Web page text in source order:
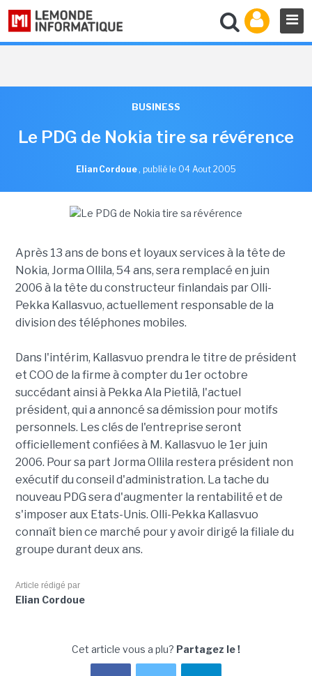
BUSINESS
Le PDG de Nokia tire sa révérence
Elian Cordoue , publié le 04 Aout 2005
Après 13 ans de bons et loyaux services à la tête de
Nokia, Jorma Ollila, 54 ans, sera remplacé en juin
2006 à la tête du constructeur finlandais par Olli-
Pekka Kallasvuo, actuellement responsable de la
division des téléphones mobiles.
Dans l'intérim, Kallasvuo prendra le titre de président
et COO de la firme à compter du 1er octobre
succédant ainsi à Pekka Ala Pietilä, l'actuel
président, qui a annoncé sa démission pour motifs
personnels. Les clés de l'entreprise seront
officiellement confiées à M. Kallasvuo le 1er juin
2006. Pour sa part Jorma Ollila restera président non
exécutif du conseil d'administration. La tache du
nouveau PDG sera d'augmenter la rentabilité et de
s'imposer aux Etats-Unis. Olli-Pekka Kallasvuo
connaît bien ce marché pour y avoir dirigé la filiale du
groupe durant deux ans.
Article rédigé par
Elian Cordoue
Cet article vous a plu? Partagez le !